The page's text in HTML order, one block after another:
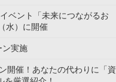
ベント「未来につながるお
水）に開催
ン実施
開催！あなたの代わりに「資